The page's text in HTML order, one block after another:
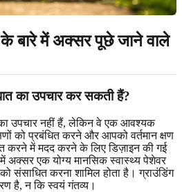
बारे में अक्सर पूछे जाने वाले
का उपचार कर सकती हैं?
उपचार नहीं हैं, लेकिन वे एक आवश्यक
को प्रबंधित करने और आपको वर्तमान क्षण
करने में मदद करने के लिए डिज़ाइन की गई
अक्सर एक योग्य मानसिक स्वास्थ्य पेशेवर
संसाधित करना शामिल होता है। ग्राउंडिंग
है, न कि स्वयं गंतव्य।